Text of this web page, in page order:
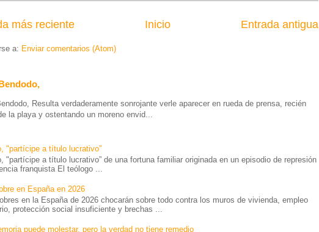
más reciente Entrada antigua
Inicio
a: Enviar comentarios (Atom)
Resulta verdaderamente sonrojante verle aparecer en rueda de prensa, recién
la playa y ostentando un moreno envid...
"partícipe a título lucrativo”
"partícipe a título lucrativo” de una fortuna familiar originada en un episodio de represión
franquista El teólogo ...
en España en 2026
en la España de 2026 chocarán sobre todo contra los muros de vivienda, empleo
protección social insuficiente y brechas ...
puede molestar, pero la verdad no tiene remedio